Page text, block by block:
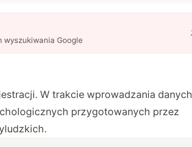
wyszukiwania Google
W trakcie wprowadzania danych
przygotowanych przez